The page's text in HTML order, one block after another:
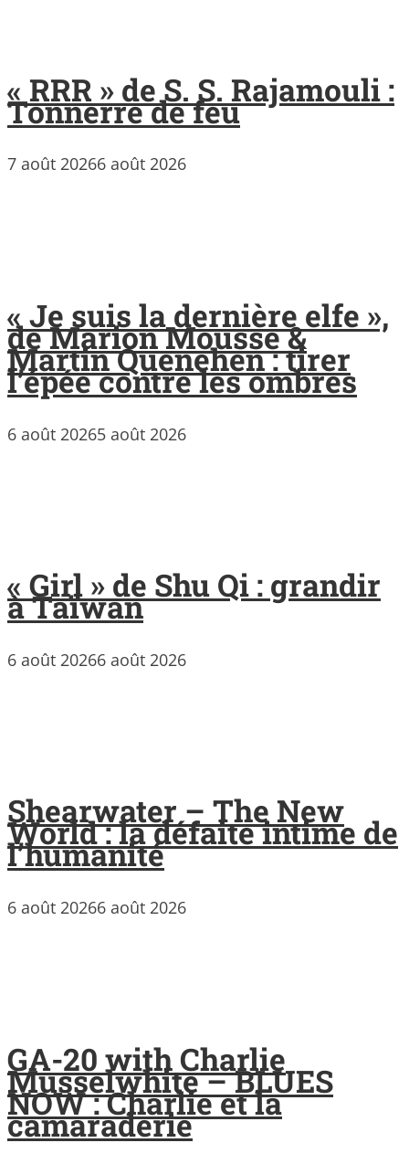
« RRR » de S. S. Rajamouli :
Tonnerre de feu
7 août 20266 août 2026
« Je suis la dernière elfe »,
de Marion Mousse &
Martin Quenehen : tirer
l’épée contre les ombres
6 août 20265 août 2026
« Girl » de Shu Qi : grandir
à Taïwan
6 août 20266 août 2026
Shearwater – The New
World : la défaite intime de
l’humanité
6 août 20266 août 2026
GA-20 with Charlie
Musselwhite – BLUES
NOW : Charlie et la
camaraderie